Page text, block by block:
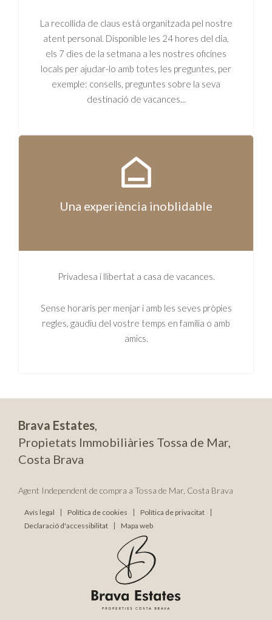
La recollida de claus està organitzada pel nostre
atent personal. Disponible les 24 hores del dia,
els 7 dies de la setmana a les nostres oficines
locals per ajudar-lo amb totes les preguntes, per
exemple: consells, preguntes sobre la seva
destinació de vacances...
Una experiència inoblidable
Privadesa i llibertat a casa de vacances.
Sense horaris per menjar i amb les seves pròpies
regles, gaudiu del vostre temps en família o amb
amics.
Brava Estates,
Propietats Immobiliàries Tossa de Mar,
Costa Brava
Agent Independent de compra a Tossa de Mar, Costa Brava
Avís legal Política de cookies
Política de privacitat
Declaració d'accessibilitat
Mapa web